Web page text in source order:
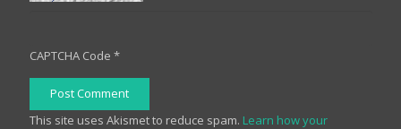
CAPTCHA Code *
Post Comment
This site uses Akismet to reduce spam. Learn how your